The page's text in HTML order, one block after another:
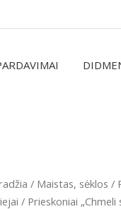
/ Maistas, sėklos /
/ Prieskoniai